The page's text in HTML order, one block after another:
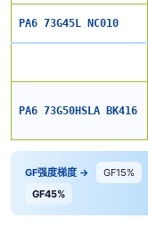
PA6 73G45L NC010
PA6 73G50HSLA BK416
GF强度梯度 → GF15%
GF45%